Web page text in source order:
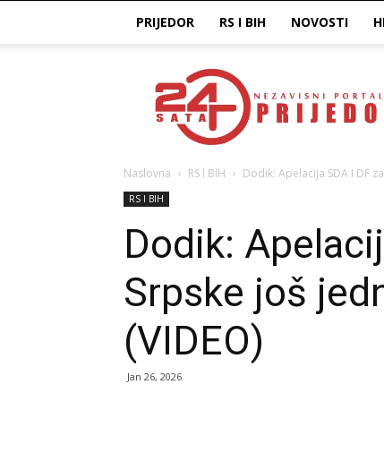
PRIJEDOR RS I BIH NOVOSTI
Prijedor24H
Naslovna RS I BIH Dodik: Apelacija SDA I DF
RS I BIH
Dodik:
Srpske još
(VIDEO)
Jan 26, 2026